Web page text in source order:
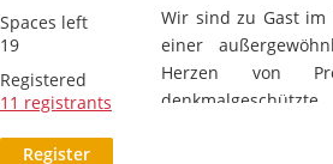
Spaces left
19
Registered
11 registrants
Wir sind zu Gast im
einer
Herzen von